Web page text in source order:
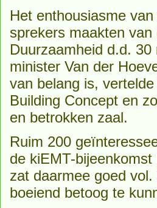
Het enthousiasme
sprekers maakten
Duurzaamheid d.d.
minister Van der
van belang is, vertelde
Building Concept en
en betrokken zaal.
Ruim 200
de kiEMT-
zat daarmee goed
boeiend betoog te